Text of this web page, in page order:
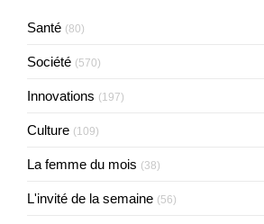
Santé (80)
Société (570)
Innovations (197)
Culture (109)
La femme du mois (38)
L'invité de la semaine (56)